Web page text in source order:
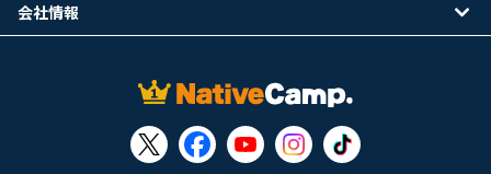
会社情報